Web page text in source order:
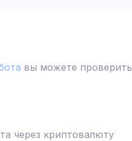
вы можете проверить
через криптовалюту